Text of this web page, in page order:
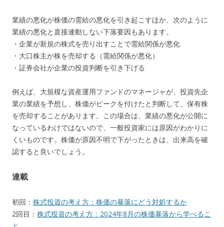
業績の悪化が株価の需給の悪化を引き起こすほか、次のように
業績の悪化と直接連動しない下落要因もあります。
・企業が新規の株式を売り出すことで需給関係が悪化
・大口株主が株を売却する（需給関係が悪化）
・証券会社が企業の投資判断を引き下げる
例えば、大規模な資産運用ファンドのマネージャが、投資先企
業の業績を予想し、株価がピークを付けたと判断して、保有株
を売却することがあります。この場合は、業績の悪化が公開に
なっているわけではないので、一般投資家には原因がわかりに
くいものです。株価が原因不明で下がったときは、出来高を確
認すると良いでしょう。
連載
初回： 株式投資の考え方：株価の暴落にどう対処するか
2回目： 株式投資の考え方：2024年8月の株価暴落から学べるこ